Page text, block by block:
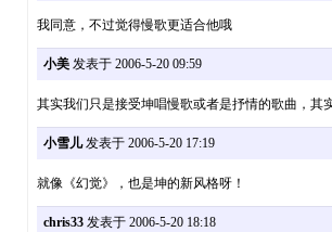
我同意，不过觉得慢歌更适合他哦
小美发表于 2006-5-20 09:59
其实我们只是接受坤唱慢歌或者是抒情的歌曲，其
小雪儿发表于 2006-5-20 17:19
就像《幻觉》，也是坤的新风格呀！
chris33发表于 2006-5-20 18:18